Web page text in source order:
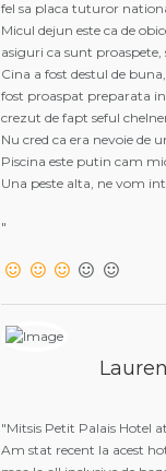
fel sa placa tuturor
Micul dejun este ca de
asiguri ca sunt proaspete,
Cina a fost destul de
fost proaspat preparata
crezut de fapt seful
Nu cred ca era nevoie de
Piscina este putin cam
Una peste alta, ne vom
"
"Mitsis Petit Palais Hotel
Am stat recent la acest